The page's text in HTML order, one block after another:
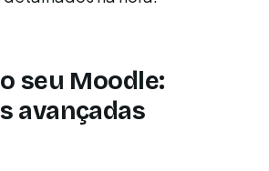
seu Moodle:
avançadas